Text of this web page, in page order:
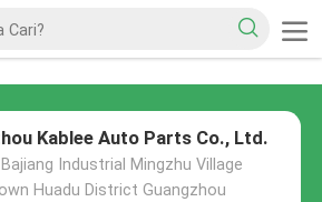
Kablee Auto Parts Co., Ltd.
Bajiang Industrial Mingzhu Village
Huadu District Guangzhou